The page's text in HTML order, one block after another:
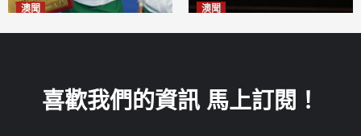
澳聞 澳聞
喜歡我們的資訊 馬上訂閱！